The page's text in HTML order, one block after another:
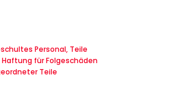
Personal, Teile
für Folgeschäden
Teile